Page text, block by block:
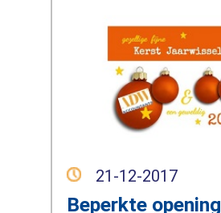
21-12-2017
Beperkte opening